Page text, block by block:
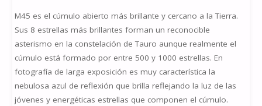
M45 es el cúmulo abierto más brillante y cercano a la Tierra.
Sus 8 estrellas más brillantes forman un reconocible
asterismo en la constelación de Tauro aunque realmente el
cúmulo está formado por entre 500 y 1000 estrellas. En
fotografía de larga exposición es muy característica la
nebulosa azul de reflexión que brilla reflejando la luz de las
jóvenes y energéticas estrellas que componen el cúmulo.